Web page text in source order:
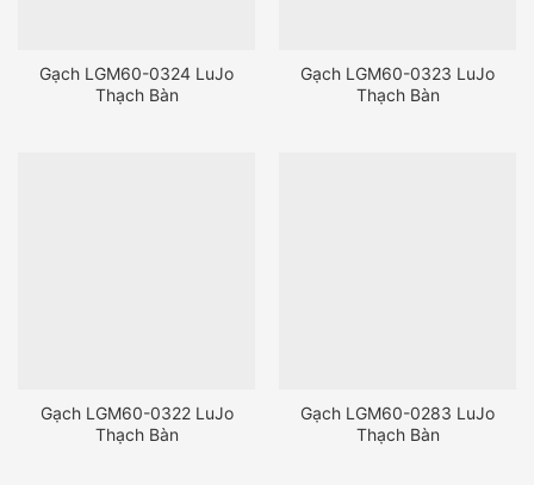
Gạch LGM60-0324 LuJo
Thạch Bàn
Gạch LGM60-0323 LuJo
Thạch Bàn
Gạch LGM60-0322 LuJo
Thạch Bàn
Gạch LGM60-0283 LuJo
Thạch Bàn